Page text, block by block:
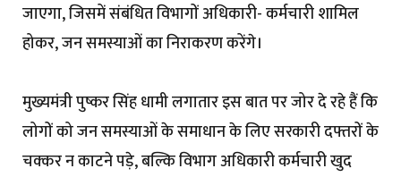
जाएगा, जिसमें संबंधित विभागों अधिकारी- कर्मचारी शामिल
होकर, जन समस्याओं का निराकरण करेंगे।
मुख्यमंत्री पुष्कर सिंह धामी लगातार इस बात पर जोर दे रहे हैं कि
लोगों को जन समस्याओं के समाधान के लिए सरकारी दफ्तरों के
चक्कर न काटने पड़े, बल्कि विभाग अधिकारी कर्मचारी खुद